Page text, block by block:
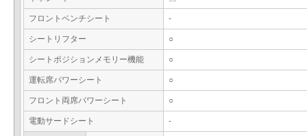
フロントベンチシート -
シートリフター ○
シートポジションメモリー機能 ○
運転席パワーシート ○
フロント両席パワーシート ○
電動サードシート -